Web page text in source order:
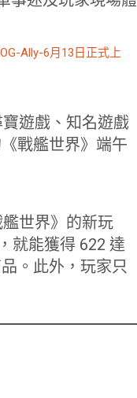
遊戲、知名遊戲
戰艦世界》端午
世界》的新玩
就能獲得 622 達
。此外，玩家只